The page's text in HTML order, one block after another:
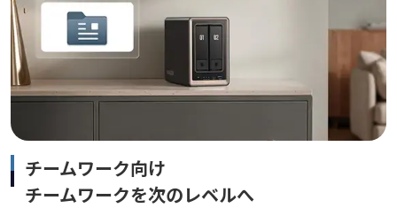
チームワーク向け
チームワークを次のレベルへ